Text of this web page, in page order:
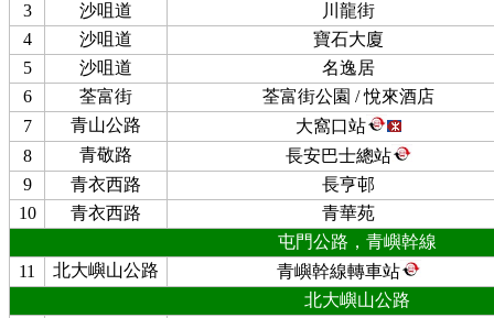
3
沙咀道
川龍街
4
沙咀道
寶石大廈
5
沙咀道
名逸居
6
荃富街
荃富街公園 / 悅來酒店
7
青山公路
大窩口站
8
青敬路
長安巴士總站
9
青衣西路
長亨邨
10
青衣西路
青華苑
屯門公路，青嶼幹線
11
北大嶼山公路
青嶼幹線轉車站
北大嶼山公路